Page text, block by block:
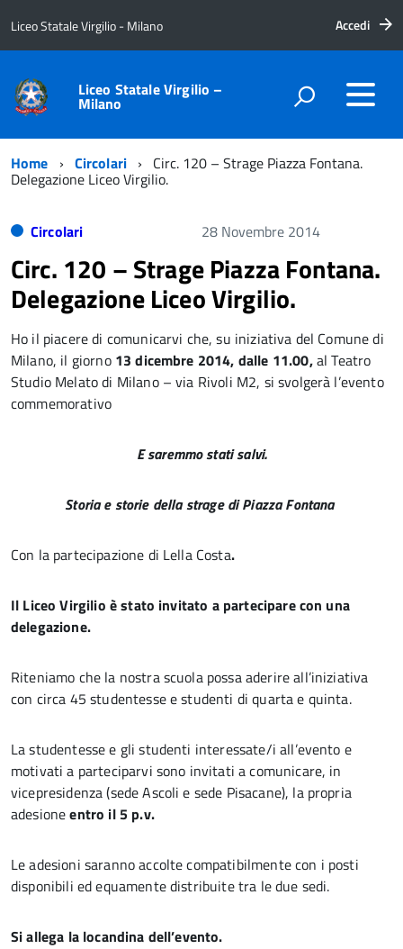
Liceo Statale Virgilio - Milano Accedi
Liceo Statale Virgilio –
Milano
Home Circolari Circ. 120 – Strage Piazza Fontana.
Delegazione Liceo Virgilio.
Circolari 28 Novembre 2014
Circ. 120 – Strage Piazza Fontana.
Delegazione Liceo Virgilio.
Ho il piacere di comunicarvi che, su iniziativa del Comune di
Milano, il giorno 13 dicembre 2014, dalle 11.00,al Teatro
Studio Melato di Milano – via Rivoli M2, si svolgerà l’evento
commemorativo
E saremmo stati salvi.
Storia e storie della strage di Piazza Fontana
Con la partecipazione di Lella Costa.
Il Liceo Virgilio è stato invitato a partecipare con una
delegazione.
Riteniamo che la nostra scuola possa aderire all’iniziativa
con circa 45 studentesse e studenti di quarta e quinta.
La studentesse e gli studenti interessate/i all’evento e
motivati a parteciparvi sono invitati a comunicare, in
vicepresidenza (sede Ascoli e sede Pisacane), la propria
adesioneentro il 5 p.v.
Le adesioni saranno accolte compatibilmente con i posti
disponibili ed equamente distribuite tra le due sedi.
Si allega la locandina dell’evento.